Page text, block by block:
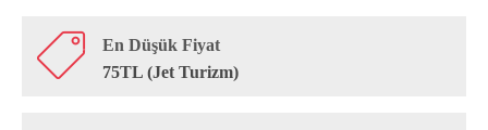
En Düşük Fiyat
75TL (Jet Turizm)